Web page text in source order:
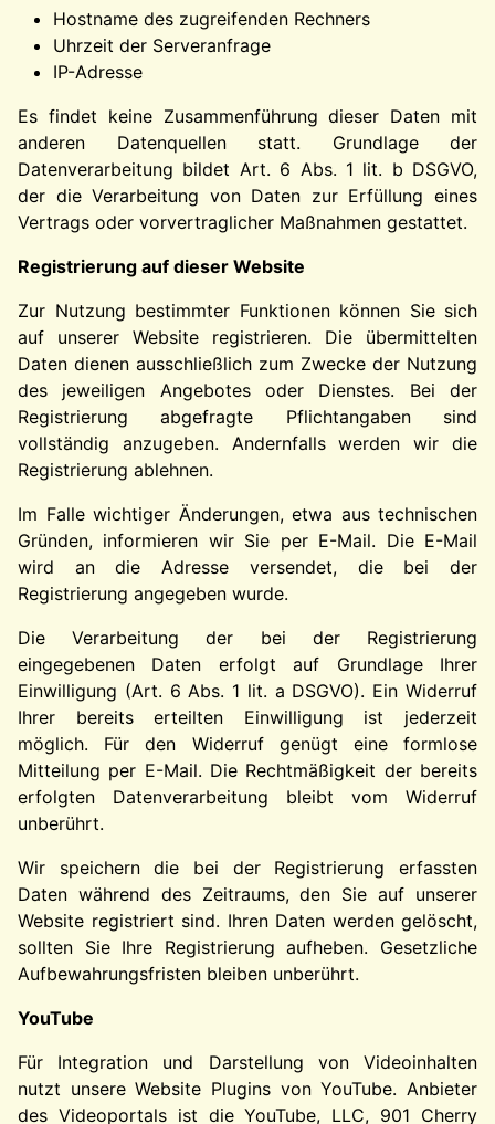
Hostname des zugreifenden Rechners
Uhrzeit der Serveranfrage
IP-Adresse
Es findet keine Zusammenführung dieser Daten mit
anderen Datenquellen statt. Grundlage der
Datenverarbeitung bildet Art. 6 Abs. 1 lit. b DSGVO,
der die Verarbeitung von Daten zur Erfüllung eines
Vertrags oder vorvertraglicher Maßnahmen gestattet.
Registrierung auf dieser Website
Zur Nutzung bestimmter Funktionen können Sie sich
auf unserer Website registrieren. Die übermittelten
Daten dienen ausschließlich zum Zwecke der Nutzung
des jeweiligen Angebotes oder Dienstes. Bei der
Registrierung abgefragte Pflichtangaben sind
vollständig anzugeben. Andernfalls werden wir die
Registrierung ablehnen.
Im Falle wichtiger Änderungen, etwa aus technischen
Gründen, informieren wir Sie per E-Mail. Die E-Mail
wird an die Adresse versendet, die bei der
Registrierung angegeben wurde.
Die Verarbeitung der bei der Registrierung
eingegebenen Daten erfolgt auf Grundlage Ihrer
Einwilligung (Art. 6 Abs. 1 lit. a DSGVO). Ein Widerruf
Ihrer bereits erteilten Einwilligung ist jederzeit
möglich. Für den Widerruf genügt eine formlose
Mitteilung per E-Mail. Die Rechtmäßigkeit der bereits
erfolgten Datenverarbeitung bleibt vom Widerruf
unberührt.
Wir speichern die bei der Registrierung erfassten
Daten während des Zeitraums, den Sie auf unserer
Website registriert sind. Ihren Daten werden gelöscht,
sollten Sie Ihre Registrierung aufheben. Gesetzliche
Aufbewahrungsfristen bleiben unberührt.
YouTube
Für Integration und Darstellung von Videoinhalten
nutzt unsere Website Plugins von YouTube. Anbieter
des Videoportals ist die YouTube, LLC, 901 Cherry